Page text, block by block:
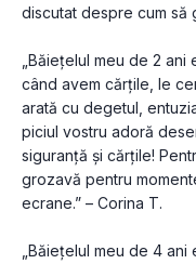
discutat despre cum să
„Băiețelul meu de 2
când avem cărțile, le
arată cu degetul,
piciul vostru adoră
siguranță și cărțile!
grozavă pentru
ecrane.” – Corina T.
„Băiețelul meu de 4 ani